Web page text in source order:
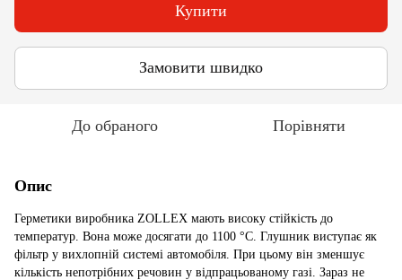
Купити
Замовити швидко
До обраного Порівняти
Опис
Герметики виробника ZOLLEX мають високу стійкість до
температур. Вона може досягати до 1100 °C. Глушник виступає як
фільтр у вихлопній системі автомобіля. При цьому він зменшує
кількість непотрібних речовин у відпрацьованому газі. Зараз не